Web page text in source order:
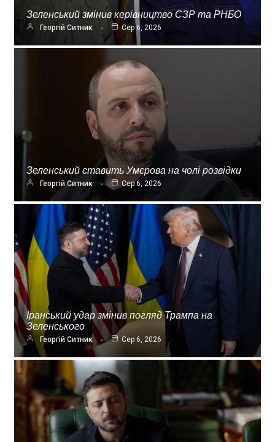
Зеленський змінив керівництво СЗР та РНБО
Георгій Ситник Сер 6, 2026
Зеленський ставить Умєрова на чолі розвідки
Георгій Ситник Сер 6, 2026
Іранський удар змінив погляд Трампа на
Зеленського
Георгій Ситник Сер 6, 2026